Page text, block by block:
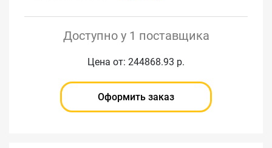
Доступно у 1 поставщика
Цена от: 244868.93 р.
Оформить заказ